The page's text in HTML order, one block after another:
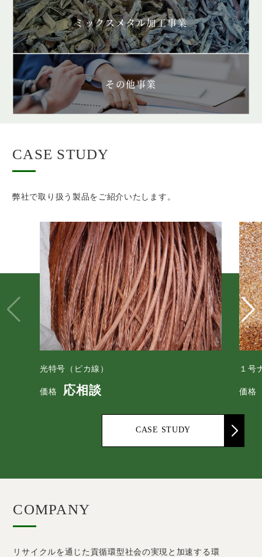
ミックスメタル加工事業
その他事業
CASE STUDY
弊社で取り扱う製品をご紹介いたします。
光特号（ピカ線）
価格 応相談
１号
価格
CASE STUDY
COMPANY
リサイクルを通じた貢循環型社会の実現と加速する環